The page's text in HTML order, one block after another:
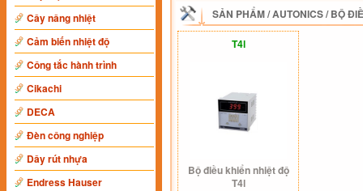
Cây nâng nhiệt
Cảm biến nhiệt độ
Công tắc hành trình
Cikachi
DECA
Đèn công nghiệp
Dây rút nhựa
Endress Hauser
SẢN PHẨM/AUTONICS/BỘ
T4l
Bộ điều khiển nhiệt độ
T4l